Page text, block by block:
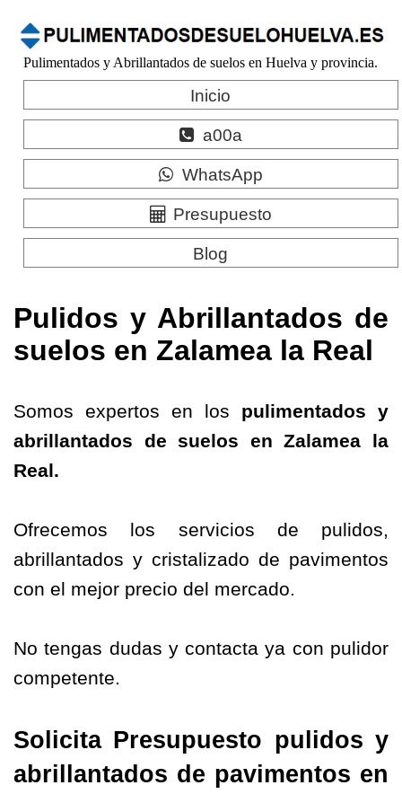
Pulimentados y Abrillantados de suelos en Huelva y provincia.
Inicio
a00a
WhatsApp
Presupuesto
Blog
Pulidos y Abrillantados de
suelos en Zalamea la Real
Somos expertos en los pulimentados y
abrillantados de suelos enZalamea la
Real.
Ofrecemos los servicios de pulidos,
abrillantados y cristalizado de pavimentos
con el mejor precio del mercado.
No tengas dudas y contacta ya con pulidor
competente.
Solicita Presupuesto pulidos y
abrillantados de pavimentos en